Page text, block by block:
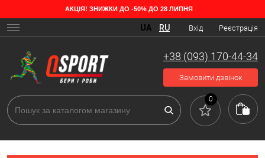
АКЦІЯ! ЗНИЖКИ ДО -50% ДО 28 ЛИПНЯ
Вхід Реєстрація
UA RU
+38 (093) 170-44-34
Замовити дзвінок
0